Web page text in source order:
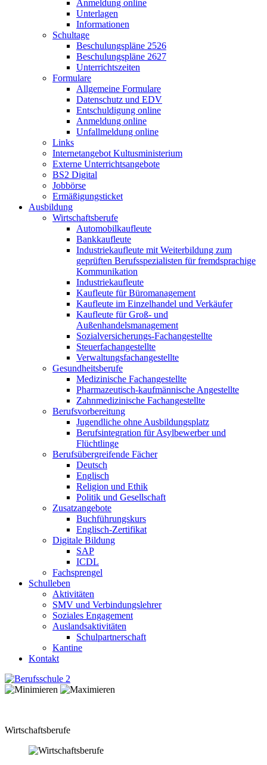
Anmeldung online
Unterlagen
Informationen
Schultage
Beschulungspläne 2526
Beschulungspläne 2627
Unterrichtszeiten
Formulare
Allgemeine Formulare
Datenschutz und EDV
Entschuldigung online
Anmeldung online
Unfallmeldung online
Links
Internetangebot Kultusministerium
Externe Unterrichtsangebote
BS2 Digital
Jobbörse
Ermäßigungsticket
Ausbildung
Wirtschaftsberufe
Automobilkaufleute
Bankkaufleute
Industriekaufleute mit Weiterbildung zum
geprüften Berufsspezialisten für fremdsprachige
Kommunikation
Industriekaufleute
Kaufleute für Büromanagement
Kaufleute im Einzelhandel und Verkäufer
Kaufleute für Groß- und
Außenhandelsmanagement
Sozialversicherungs-Fachangestellte
Steuerfachangestellte
Verwaltungsfachangestellte
Gesundheitsberufe
Medizinische Fachangestellte
Pharmazeutisch-kaufmännische Angestellte
Zahnmedizinische Fachangestellte
Berufsvorbereitung
Jugendliche ohne Ausbildungsplatz
Berufsintegration für Asylbewerber und
Flüchtlinge
Berufsübergreifende Fächer
Deutsch
Englisch
Religion und Ethik
Politik und Gesellschaft
Zusatzangebote
Buchführungskurs
Englisch-Zertifikat
Digitale Bildung
SAP
ICDL
Fachsprengel
Schulleben
Aktivitäten
SMV und Verbindungslehrer
Soziales Engagement
Auslandsaktivitäten
Schulpartnerschaft
Kantine
Kontakt
Wirtschaftsberufe